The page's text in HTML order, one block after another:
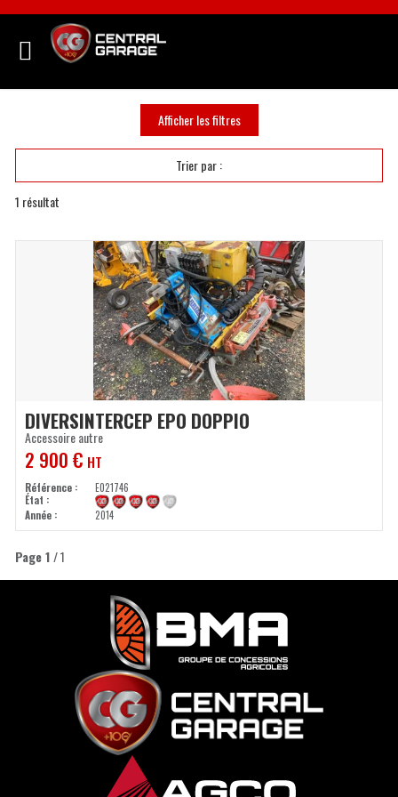
1 résultat
Trier par :
Afficher les filtres
Accessoire autre
DIVERSINTERCEP EPO DOPPIO
Référence
E021746
État
Année
2014
2 900€ HT
Page 1 / 1